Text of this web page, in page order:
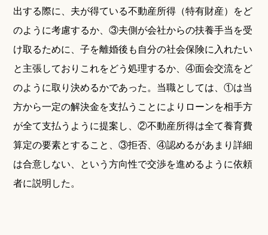
出する際に、夫が得ている不動産所得（特有財産）をど
のように考慮するか、③夫側が会社からの扶養手当を受
け取るために、子を離婚後も自分の社会保険に入れたい
と主張しておりこれをどう処理するか、④面会交流をど
のように取り決めるかであった。当職としては、①は当
方から一定の解決金を支払うことによりローンを相手方
が全て支払うように提案し、②不動産所得は全て養育費
算定の要素とすること、③拒否、④認めるがあまり詳細
は合意しない、という方向性で交渉を進めるように依頼
者に説明した。